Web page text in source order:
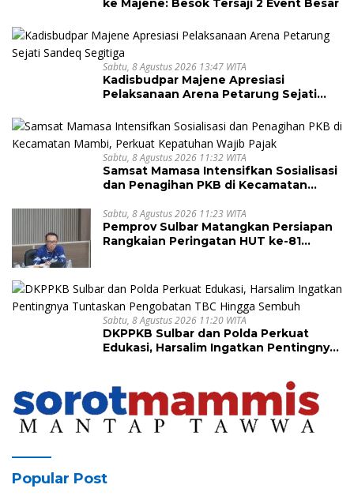
ke Majene: Besok Tersaji 2 Event Besar
Sabtu, 8 Agustus 2026 13:47 WITA
Kadisbudpar Majene Apresiasi
Pelaksanaan Arena Petarung Sejati
Sabtu, 8 Agustus 2026 11:32 WITA
Samsat Mamasa Intensifkan Sosialisasi
dan Penagihan PKB di Kecamatan
Sabtu, 8 Agustus 2026 11:23 WITA
Pemprov Sulbar Matangkan Persiapan
Rangkaian Peringatan HUT ke-81
Sabtu, 8 Agustus 2026 11:20 WITA
DKPPKB Sulbar dan Polda Perkuat
Edukasi, Harsalim Ingatkan Pentingnya
Popular Post